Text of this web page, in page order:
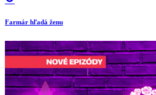
Farmár hľadá ženu